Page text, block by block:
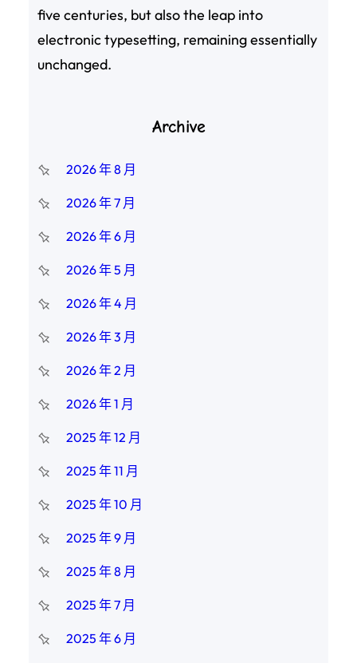
five centuries, but also the leap into
electronic typesetting, remaining essentially
unchanged.
Archive
2026 年 8 月
2026 年 7 月
2026 年 6 月
2026 年 5 月
2026 年 4 月
2026 年 3 月
2026 年 2 月
2026 年 1 月
2025 年 12 月
2025 年 11 月
2025 年 10 月
2025 年 9 月
2025 年 8 月
2025 年 7 月
2025 年 6 月